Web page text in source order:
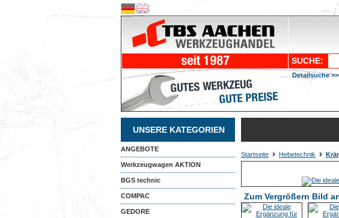
SUCHE:
Detailsuche
UNSERE KATEGORIEN
ANGEBOTE
Werkzeugwagen AKTION
BGS technic
COMPAC
GEDORE
Startseite Hebetechnik
Zum Vergrößern Bild